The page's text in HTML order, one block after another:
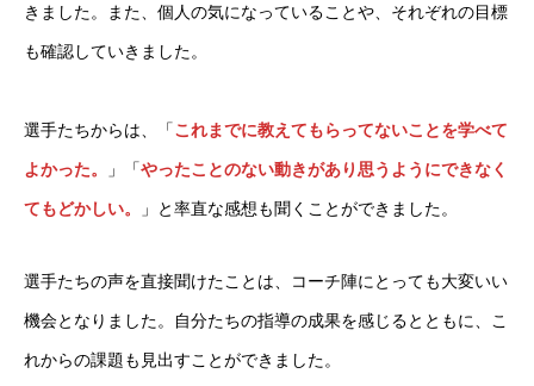
岐阜の陸上を応援！
きました。また、個人の気になっていることや、それぞれの目標
も確認していきました。
選手たちからは、「これまでに教えてもらってないことを学べて
よかった。 」「やったことのない動きがあり思うようにできなく
てもどかしい。 」と率直な感想も聞くことができました。
選手たちの声を直接聞けたことは、コーチ陣にとっても大変いい
機会となりました。自分たちの指導の成果を感じるとともに、こ
れからの課題も見出すことができました。